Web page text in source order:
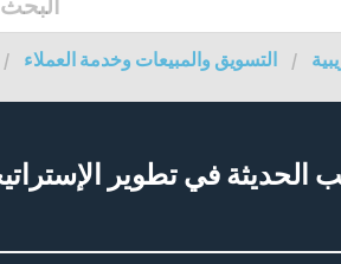
التسويق والمبيعات وخدمة العملاء
الحديثة في تطوير